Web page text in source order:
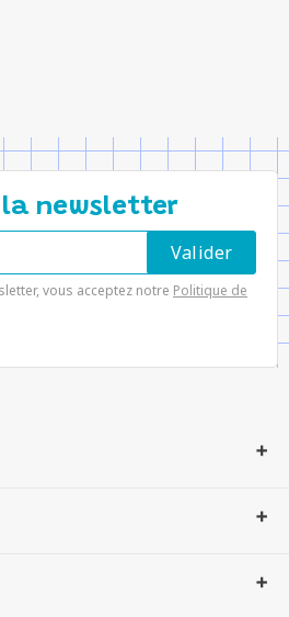
newsletter
vous acceptez notre Politique de